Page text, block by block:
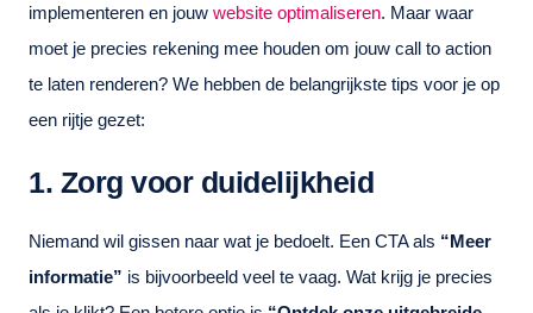
implementeren en jouw website optimaliseren. Maar waar
moet je precies rekening mee houden om jouw call to action
te laten renderen? We hebben de belangrijkste tips voor je op
een rijtje gezet:
1. Zorg voor duidelijkheid
Niemand wil gissen naar wat je bedoelt. Een CTA als “Meer
informatie” is bijvoorbeeld veel te vaag. Wat krijg je precies